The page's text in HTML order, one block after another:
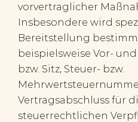
vorvertraglicher
Insbesondere wird
Bereitstellung
beispielsweise Vor-
bzw. Sitz, Steuer- bzw.
Vertragsabschluss für
steuerrechtlichen